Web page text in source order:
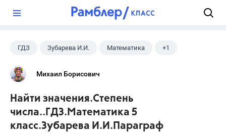
ГДЗ Зубарева И.И. Математика +1
5 класс
Михаил Борисович
Найти значения.Степень
числа..ГДЗ.Математика 5
класс.Зубарева И.И.Параграф